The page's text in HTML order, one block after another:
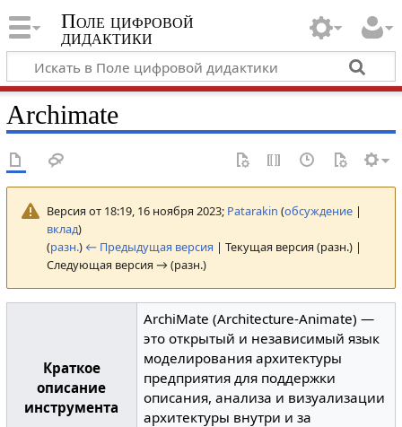
Поле цифровой
дидактики
Archimate
Версия от 18:19, 16 ноября 2023; Patarakin (обсуждение|
вклад)
(разн.) ← Предыдущая версия | Текущая версия (разн.) |
Следующая версия → (разн.)
Краткое
описание
инструмента
ArchiMate (Architecture-Animate) —
это открытый и независимый язык
моделирования архитектуры
предприятия для поддержки
описания, анализа и визуализации
архитектуры внутри и за